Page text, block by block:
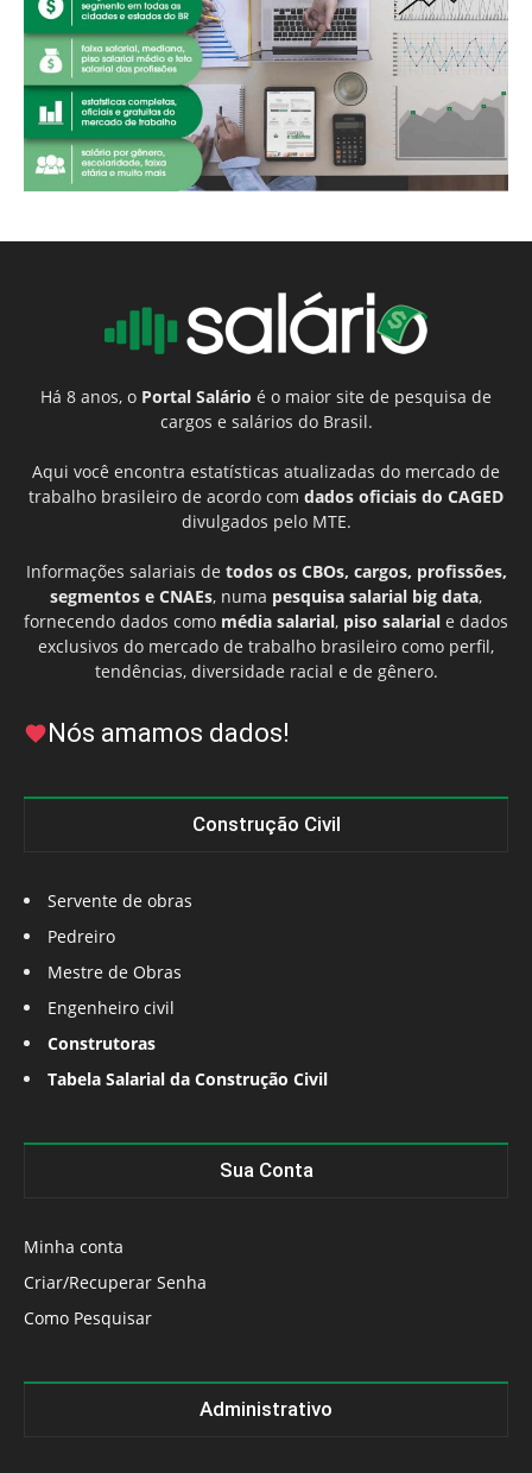
Há 8 anos, o Portal Salário é o maior site de pesquisa de
cargos e salários do Brasil.
Aqui você encontra estatísticas atualizadas do mercado de
trabalho brasileiro de acordo com dados oficiais do CAGED
divulgados pelo MTE.
Informações salariais de todos os CBOs, cargos, profissões,
segmentos e CNAEs, numa pesquisa salarial big data,
fornecendo dados como média salarial, piso salarial e dados
exclusivos do mercado de trabalho brasileiro como perfil,
tendências, diversidade racial e de gênero.
Nós amamos dados!
Construção Civil
Servente de obras
Pedreiro
Mestre de Obras
Engenheiro civil
Construtoras
Tabela Salarial da Construção Civil
Sua Conta
Minha conta
Criar/Recuperar Senha
Como Pesquisar
Administrativo